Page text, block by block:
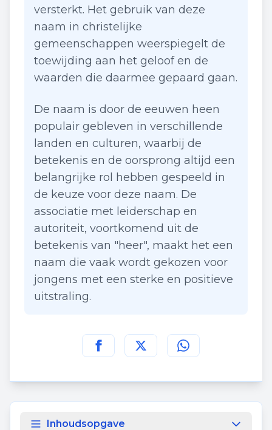
versterkt. Het gebruik van deze
naam in christelijke
gemeenschappen weerspiegelt de
toewijding aan het geloof en de
waarden die daarmee gepaard gaan.
De naam is door de eeuwen heen
populair gebleven in verschillende
landen en culturen, waarbij de
betekenis en de oorsprong altijd een
belangrijke rol hebben gespeeld in
de keuze voor deze naam. De
associatie met leiderschap en
autoriteit, voortkomend uit de
betekenis van "heer", maakt het een
naam die vaak wordt gekozen voor
jongens met een sterke en positieve
uitstraling.
Deel deze pagina op
Deel deze pagina op
Deel deze pagina
Inhoudsopgave